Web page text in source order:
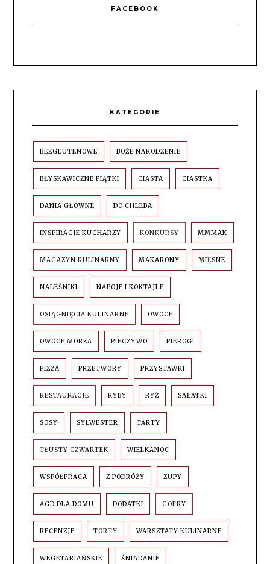
FACEBOOK
KATEGORIE
BEZGLUTENOWE BOŻE NARODZENIE
BŁYSKAWICZNE PIĄTKI CIASTA CIASTKA
DANIA GŁÓWNE DO CHLEBA
INSPIRACJE KUCHARZY KONKURSY MMMAK
MAGAZYN KULINARNY MAKARONY MIĘSNE
NALEŚNIKI NAPOJE I KOKTAJLE
OSIĄGNIĘCIA KULINARNE OWOCE
OWOCE MORZA PIECZYWO PIEROGI
PIZZA PRZETWORY PRZYSTAWKI
RESTAURACJE RYBY RYŻ SAŁATKI
SOSY SYLWESTER TARTY
TŁUSTY CZWARTEK WIELKANOC
WSPÓŁPRACA Z PODRÓŻY ZUPY
AGD DLA DOMU DODATKI GOFRY
RECENZJE TORTY WARSZTATY KULINARNE
WEGETARIAŃSKIE ŚNIADANIE